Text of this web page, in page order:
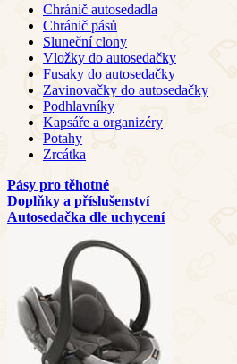
Chránič autosedadla
Chránič pásů
Sluneční clony
Vložky do autosedačky
Fusaky do autosedačky
Zavinovačky do autosedačky
Podhlavníky
Kapsáře a organizéry
Potahy
Zrcátka
Pásy pro těhotné
Doplňky a příslušenství
Autosedačka dle uchycení